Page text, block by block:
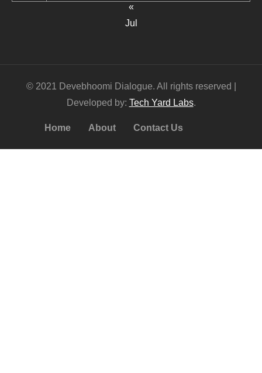
«
Jul
© 2021 Devebhoomi Dialogue. All rights reserved |
Developed by: Tech Yard Labs.
Home About Contact Us